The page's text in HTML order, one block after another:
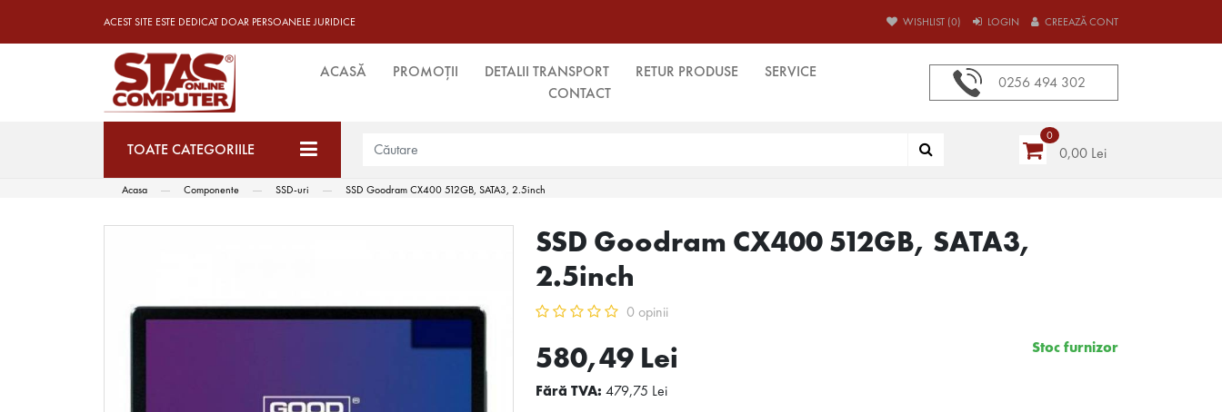
ACEST SITE ESTE DEDICAT DOAR PERSOANELE JURIDICE WISHLIST (0) LOGIN CREEAZĂ CONT
ACASĂ PROMOȚII DETALII TRANSPORT RETUR PRODUSE
SERVICE
CONTACT
0256 494 302
TOATE CATEGORIILE
0
0,00 Lei
Acasa Componente SSD-uri SSD Goodram CX400 512GB, SATA3, 2.5inch
SSD Goodram CX400 512GB, SATA3,
2.5inch
0 opinii
Stoc furnizor
580,49 Lei
Fără TVA: 479,75 Lei